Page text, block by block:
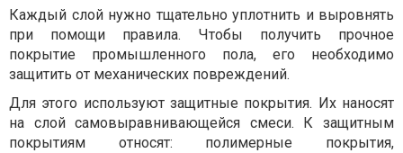
Каждый слой нужно тщательно уплотнить и выровнять
при помощи правила. Чтобы получить прочное
покрытие промышленного пола, его необходимо
защитить от механических повреждений.
Для этого используют защитные покрытия. Их наносят
на слой самовыравнивающейся смеси. К защитным
покрытиям относят: полимерные покрытия,